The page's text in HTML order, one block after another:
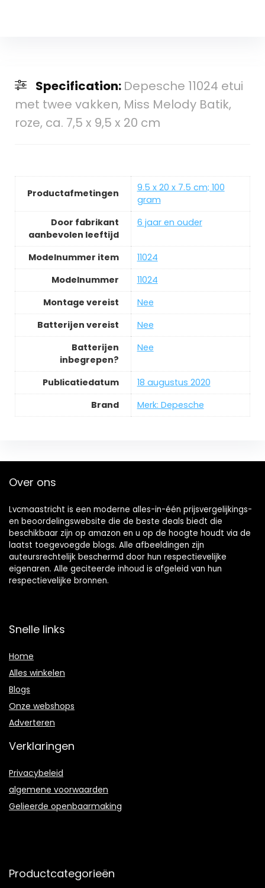
Specification: Depesche 11024 etui
met twee vakken, Miss Melody Batik,
roze, ca. 7,5 x 9,5 x 20 cm
Productafmetingen
‎9.5 x 20 x 7.5 cm; 100
gram
Door fabrikant
aanbevolen leeftijd
‎6 jaar en ouder
Modelnummer item
‎11024
Modelnummer
‎11024
Montage vereist
‎Nee
Batterijen vereist
‎Nee
Batterijen
inbegrepen?
‎Nee
Publicatiedatum
‎18 augustus 2020
Brand
Merk: Depesche
Over ons
Lvcmaastricht is een moderne alles-in-één prijsvergelijkings-
en beoordelingswebsite die de beste deals biedt die
beschikbaar zijn op amazon en u op de hoogte houdt via de
laatst toegevoegde blogs. Alle afbeeldingen zijn
auteursrechtelijk beschermd door hun respectievelijke
eigenaren. Alle geciteerde inhoud is afgeleid van hun
respectievelijke bronnen.
Snelle links
Home
Alles winkelen
Blogs
Onze webshops
Adverteren
Verklaringen
Privacybeleid
algemene voorwaarden
Gelieerde openbaarmaking
Productcategorieën